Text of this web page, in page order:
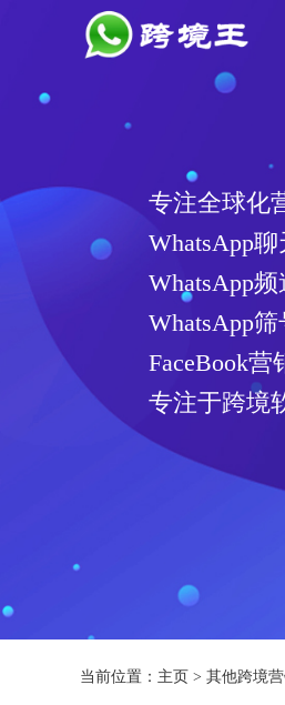
WhatsApp频
注册6段频
操作简单，
对接多家接
适配性强，
当前位置： 主页 > 其他跨境